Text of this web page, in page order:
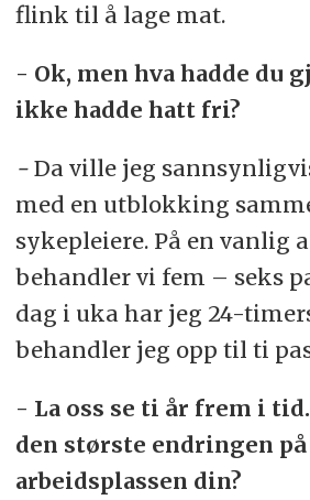
flink til å lage mat.
- Ok, men hva hadde du
ikke hadde hatt fri?
- Da ville jeg
med en utblokking
sykepleiere. På en vanlig
behandler vi fem – seks
dag i uka har jeg 24-
behandler jeg opp til ti
- La oss se ti år frem i
den største endringen på
arbeidsplassen din?